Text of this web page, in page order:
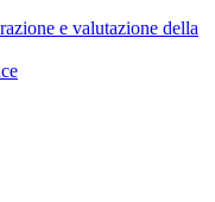
e valutazione della